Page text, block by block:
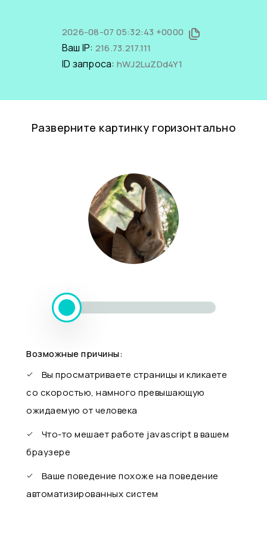
2026-08-07 05:32:43 +0000
Ваш IP: 216.73.217.111
ID запроса: hWJ2LuZDd4Y1
Разверните картинку горизонтально
Возможные причины:
Вы просматриваете страницы и кликаете
со скоростью, намного превышающую
ожидаемую от человека
Что-то мешает работе javascript в вашем
браузере
Ваше поведение похоже на поведение
автоматизированных систем